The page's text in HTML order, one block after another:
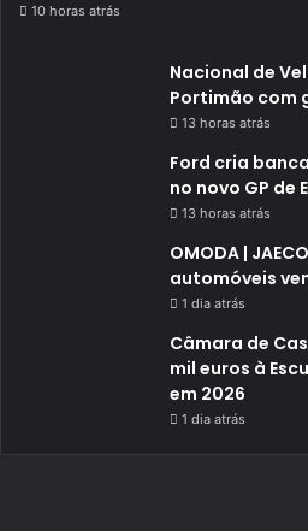
10 horas atrás
Nacional de
Portimão com
13 horas atrás
Ford cria
no novo GP de
13 horas atrás
OMODA |
automóveis
1 dia atrás
Câmara de
mil euros à
em 2026
1 dia atrás